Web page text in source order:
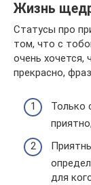
Жизнь
Статусы про
том, что с
очень хочется,
прекрасно,
Только
для